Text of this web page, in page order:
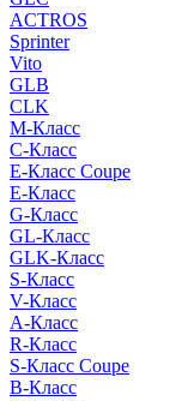
ACTROS
Sprinter
Vito
GLB
CLK
M-Класс
C-Класс
E-Класс Coupe
E-Класс
G-Класс
GL-Класс
GLK-Класс
S-Класс
V-Класс
A-Класс
R-Класс
S-Класс Сoupe
B-Класс